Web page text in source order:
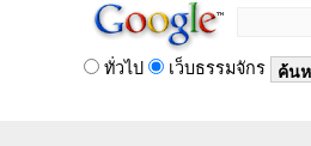
ทั่วไป เว็บธรรมจักร